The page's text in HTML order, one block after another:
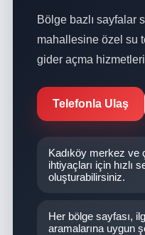
Bölge bazlı sayfalar
mahallesine özel su
gider açma
Telefonla Ulaş
Kadıköy merkez ve
ihtiyaçları için hızlı
oluşturabilirsiniz.
Her bölge sayfası,
aramalarına uygun